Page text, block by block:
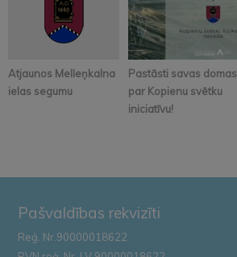
Atjaunos Melleņkalna
ielas segumu
Pastāsti savas domas
par Kopienu svētku
iniciatīvu!
Pašvaldības rekvizīti
Reģ. Nr.90000018622